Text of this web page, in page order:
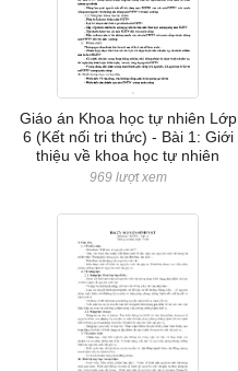
Giáo án Khoa học tự nhiên Lớp
6 (Kết nối tri thức) - Bài 1: Giới
thiệu về khoa học tự nhiên
969 lượt xem